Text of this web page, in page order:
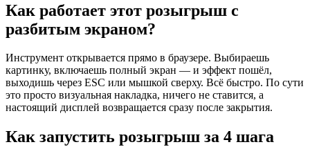
Как работает этот розыгрыш с
разбитым экраном?
Инструмент открывается прямо в браузере. Выбираешь
картинку, включаешь полный экран — и эффект пошёл,
выходишь через ESC или мышкой сверху. Всё быстро. По сути
это просто визуальная накладка, ничего не ставится, а
настоящий дисплей возвращается сразу после закрытия.
Как запустить розыгрыш за 4 шага